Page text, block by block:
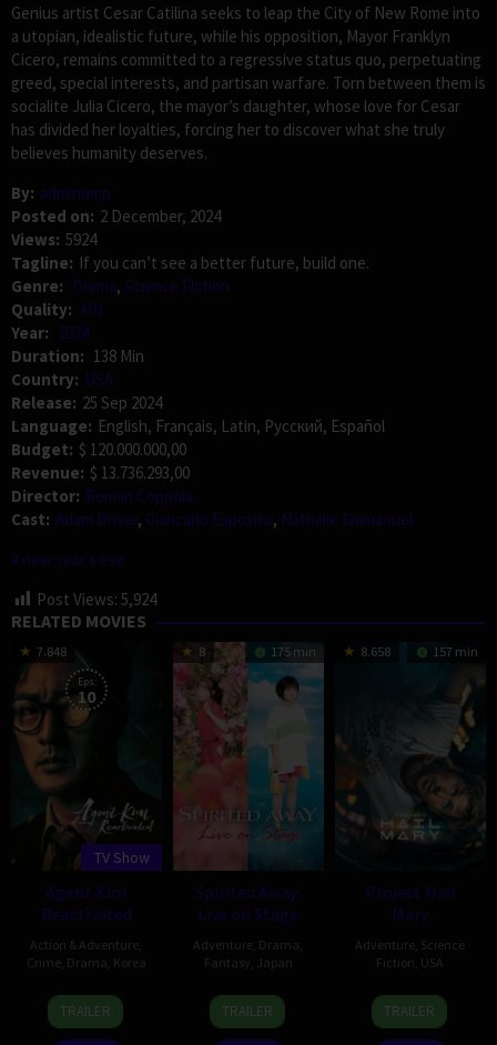
Genius artist Cesar Catilina seeks to leap the City of New Rome into
a utopian, idealistic future, while his opposition, Mayor Franklyn
Cicero, remains committed to a regressive status quo, perpetuating
greed, special interests, and partisan warfare. Torn between them is
socialite Julia Cicero, the mayor’s daughter, whose love for Cesar
has divided her loyalties, forcing her to discover what she truly
believes humanity deserves.
By: adminump
Posted on: 2 December, 2024
Views: 5924
Tagline: If you can’t see a better future, build one.
Genre: Drama, Science Fiction
Quality: HD
Year: 2024
Duration: 138 Min
Country: USA
Release: 25 Sep 2024
Language: English, Français, Latin, Pусский, Español
Budget: $ 120.000.000,00
Revenue: $ 13.736.293,00
Director: Roman Coppola
Cast: Adam Driver, Giancarlo Esposito, Nathalie Emmanuel
new year’s eve
Post Views: 5,924
RELATED MOVIES
7.848
Eps:
10
TV Show
Agent Kim
Reactivated
Action & Adventure
Crime Drama Korea
26
Jun
Nam
Dae-
TRAILER
8 175 min
Spirited Away:
Live on Stage
Adventure Drama
Fantasy Japan
23
Apr
John
Caird
TRAILER
8.658 157 min
Project Hail
Mary
Adventure Science
Fiction USA
15
Mar
Dan
Channing-
TRAILER